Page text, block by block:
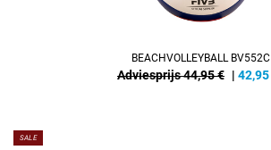
BEACHVOLLEYBALL BV552C
Adviesprijs 44,95 € | 42,95
SALE